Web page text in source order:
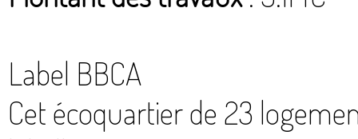
Label BBCA
Cet écoquartier de 23